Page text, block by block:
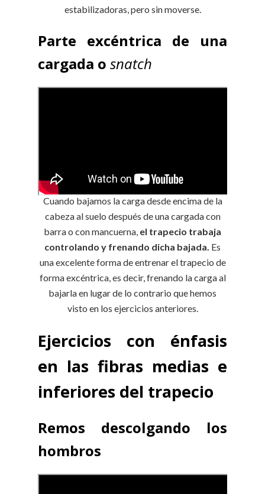
estabilizadoras, pero sin moverse.
Parte excéntrica de una
cargada o snatch
Cuando bajamos la carga desde encima de la
cabeza al suelo después de una cargada con
barra o con mancuerna, el trapecio trabaja
controlando y frenando dicha bajada. Es
una excelente forma de entrenar el trapecio de
forma excéntrica, es decir, frenando la carga al
bajarla en lugar de lo contrario que hemos
visto en los ejercicios anteriores.
Ejercicios con énfasis
en las fibras medias e
inferiores del trapecio
Remos descolgando los
hombros